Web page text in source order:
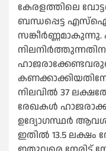
കേരളത്തിലെ
ബന്ധപ്പെട്ട
സങ്കീർണ്ണമാകുന്നു.
നിലവില്‍ 37
രേഖകള്‍
ഉദ്യോഗസ്ഥർ
ഇതില്‍ 13.5 ലക്ഷം